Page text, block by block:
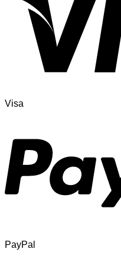
Visa
PayPal